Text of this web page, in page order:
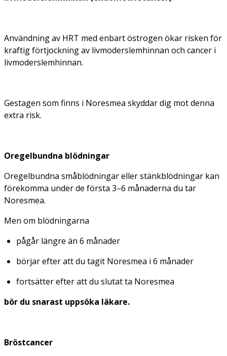
Användning av HRT med enbart östrogen ökar risken för
kraftig förtjockning av livmoderslemhinnan och cancer i
livmoderslemhinnan.
Gestagen som finns i Noresmea skyddar dig mot denna
extra risk.
Oregelbundna blödningar
Oregelbundna småblödningar eller stänkblödningar kan
förekomma under de första 3–6 månaderna du tar
Noresmea.
Men om blödningarna
pågår längre än 6 månader
börjar efter att du tagit Noresmea i 6 månader
fortsätter efter att du slutat ta Noresmea
bör du snarast uppsöka läkare.
Bröstcancer